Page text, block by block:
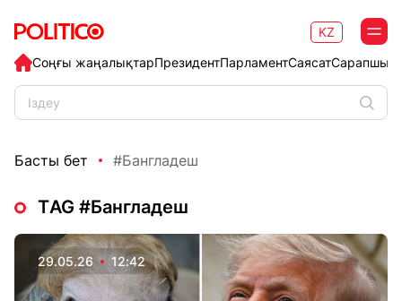
Соңғы жаңалықтарПрезидентПарламентСаясат
KZ
Басты бет #Бангладеш
ТAG #Бангладеш
29.05.26 12:42